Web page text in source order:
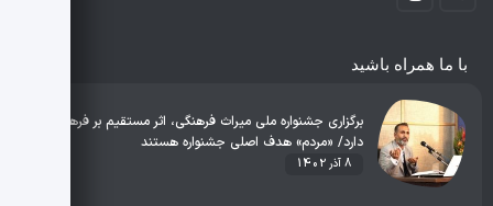
با ما همراه باشید
برگزاری جشنواره ملی میراث فرهنگی، اثر مستقیم بر فرهنگ
دارد/ «مردم» هدف اصلی جشنواره هستند
8 آذر 1402